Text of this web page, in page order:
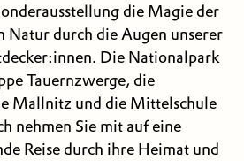
die Magie der
Natur durch die Augen unserer
Die Nationalpark
Tauernzwerge, die
Mallnitz und die Mittelschule
nehmen Sie mit auf eine
Reise durch ihre Heimat und